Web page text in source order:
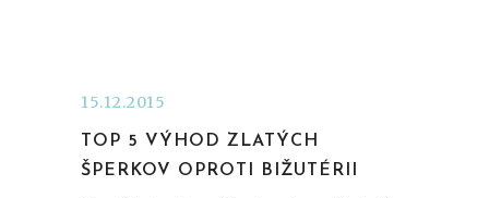
15.12.2015
TOP 5 VÝHOD ZLATÝCH
ŠPERKOV OPROTI BIŽUTÉRII